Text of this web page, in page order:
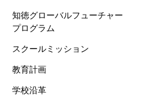
知徳グローバルフューチャー
プログラム
スクールミッション
教育計画
学校沿革